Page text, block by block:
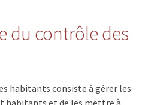
du contrôle des
habitants consiste à gérer les
habitants et de les mettre à